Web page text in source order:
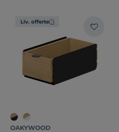
Liv. offerte
OAKYWOOD